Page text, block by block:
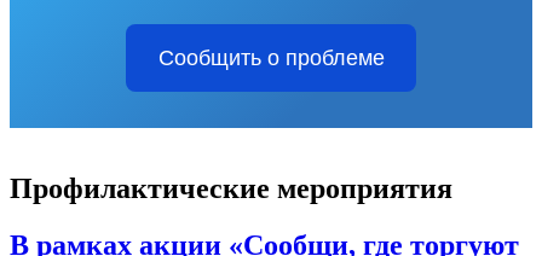
Сообщить о проблеме
Профилактические мероприятия
В рамках акции «Сообщи, где торгуют